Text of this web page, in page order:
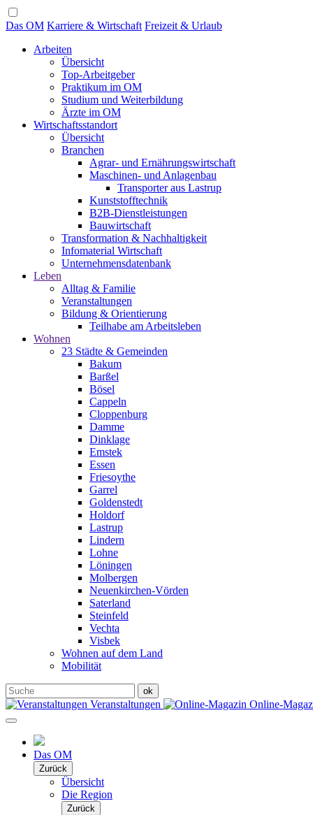
Das OM Karriere & Wirtschaft Freizeit & Urlaub
Arbeiten
Übersicht
Top-Arbeitgeber
Praktikum im OM
Studium und Weiterbildung
Ärzte im OM
Wirtschaftsstandort
Übersicht
Branchen
Agrar- und Ernährungswirtschaft
Maschinen- und Anlagenbau
Transporter aus Lastrup
Kunststofftechnik
B2B-Dienstleistungen
Bauwirtschaft
Transformation & Nachhaltigkeit
Infomaterial Wirtschaft
Unternehmensdatenbank
Leben
Alltag & Familie
Veranstaltungen
Bildung & Orientierung
Teilhabe am Arbeitsleben
Wohnen
23 Städte & Gemeinden
Bakum
Barßel
Bösel
Cappeln
Cloppenburg
Damme
Dinklage
Emstek
Essen
Friesoythe
Garrel
Goldenstedt
Holdorf
Lastrup
Lindern
Lohne
Löningen
Molbergen
Neuenkirchen-Vörden
Saterland
Steinfeld
Vechta
Visbek
Wohnen auf dem Land
Mobilität
Veranstaltungen Online-
Das OM
Zurück
Übersicht
Die Region
Zurück